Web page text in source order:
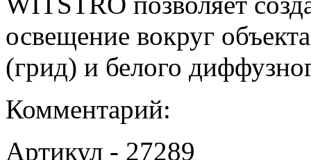
освещение вокруг
(грид) и белого
Комментарий:
Артикул - 27289